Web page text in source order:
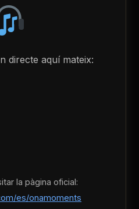
directe aquí mateix:
la pàgina oficial:
es/onamoments